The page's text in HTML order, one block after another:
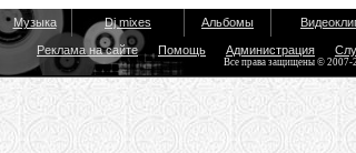
Музыка Dj mixes Альбомы
Реклама на сайте Помощь Администрация
Все права защищены © 2007-